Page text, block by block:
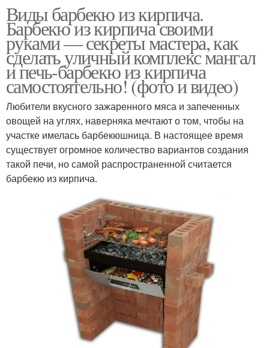
Виды барбекю из кирпича.
Барбекю из кирпича своими
руками — секреты мастера, как
сделать уличный комплекс мангал
и печь-барбекю из кирпича
самостоятельно! (фото и видео)
Любители вкусного зажаренного мяса и запеченных
овощей на углях, наверняка мечтают о том, чтобы на
участке имелась барбекюшница. В настоящее время
существует огромное количество вариантов создания
такой печи, но самой распространенной считается
барбекю из кирпича.